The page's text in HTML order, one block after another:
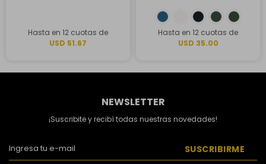
Hasta en 12 cuotas de
USD 51.67
Hasta en 12 cuotas de
USD 35.00
NEWSLETTER
¡Suscribite y recibí todas nuestras novedades!
SUSCRIBIRME